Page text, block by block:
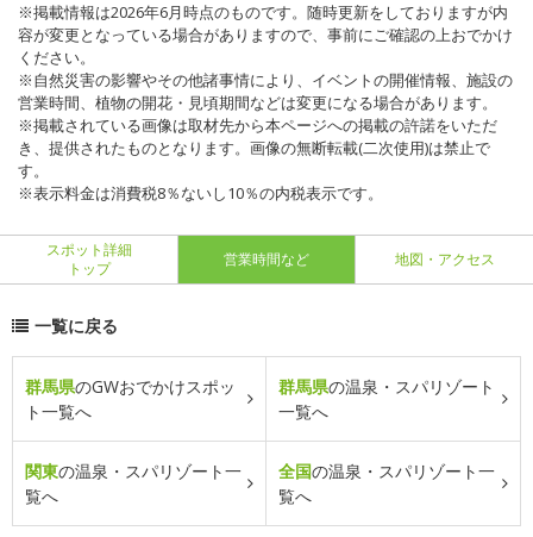
※掲載情報は2026年6月時点のものです。随時更新をしておりますが内
容が変更となっている場合がありますので、事前にご確認の上おでかけ
ください。
※自然災害の影響やその他諸事情により、イベントの開催情報、施設の
営業時間、植物の開花・見頃期間などは変更になる場合があります。
※掲載されている画像は取材先から本ページへの掲載の許諾をいただ
き、提供されたものとなります。画像の無断転載(二次使用)は禁止で
す。
※表示料金は消費税8％ないし10％の内税表示です。
スポット詳細
トップ
営業時間など 地図・アクセス
一覧に戻る
群馬県のGWおでかけスポッ
ト一覧へ
群馬県の温泉・スパリゾート
一覧へ
関東の温泉・スパリゾート一
覧へ
全国の温泉・スパリゾート一
覧へ